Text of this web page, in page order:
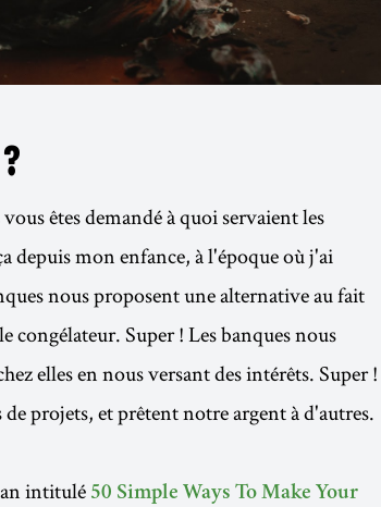
êtes demandé à quoi servaient les
depuis mon enfance, à l'époque où j'ai
nous proposent une alternative au fait
congélateur. Super ! Les banques nous
elles en nous versant des intérêts. Super !
projets, et prêtent notre argent à d'autres.
intitulé 50 Simple Ways To Make Your